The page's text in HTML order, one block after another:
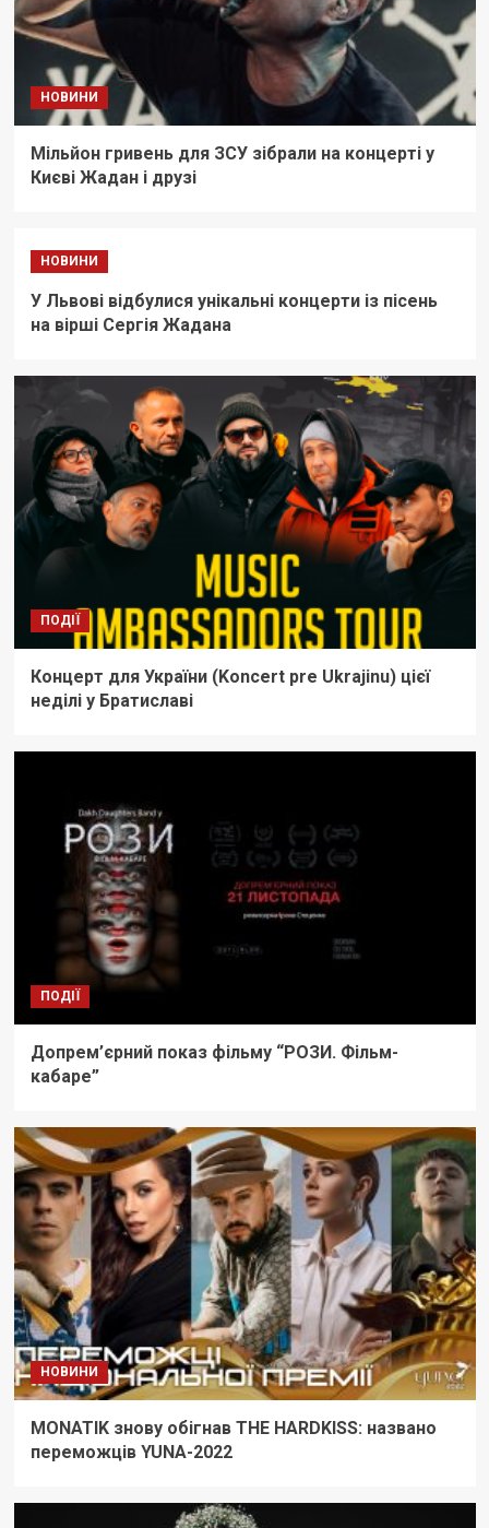
НОВИНИ
Мільйон гривень для ЗСУ зібрали на концерті у
Києві Жадан і друзі
НОВИНИ
У Львові відбулися унікальні концерти із пісень
на вірші Сергія Жадана
ПОДІЇ
Концерт для України (Koncert pre Ukrajinu) цієї
неділі у Братиславі
ПОДІЇ
Допрем’єрний показ фільму “РОЗИ. Фільм-
кабаре”
НОВИНИ
MONATIK знову обігнав THE HARDKISS: названо
переможців YUNA-2022